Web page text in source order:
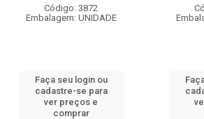
Código: 3872
Embalagem: UNIDADE
Faça seu login ou
cadastre-se para
ver preços e
comprar